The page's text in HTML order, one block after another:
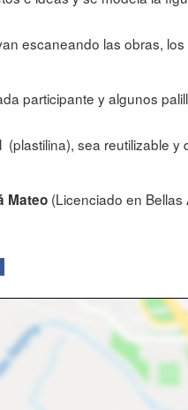
escaneando las obras,
participante y algunos
sea reutilizable
Mateo (Licenciado en Bellas